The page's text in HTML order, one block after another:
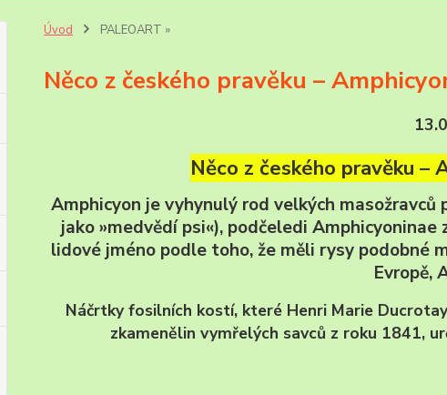
Úvod PALEOART »
Něco z českého pravěku –
Něco z českého pravěku –
Amphicyon je vyhynulý rod velkých
jako »medvědí psi«), podčeledi
lidové jméno podle toho, že měli rysy podobné
Evropě,
Náčrtky fosilních kostí, které Henri Marie
zkamenělin vymřelých savců z roku 1841,